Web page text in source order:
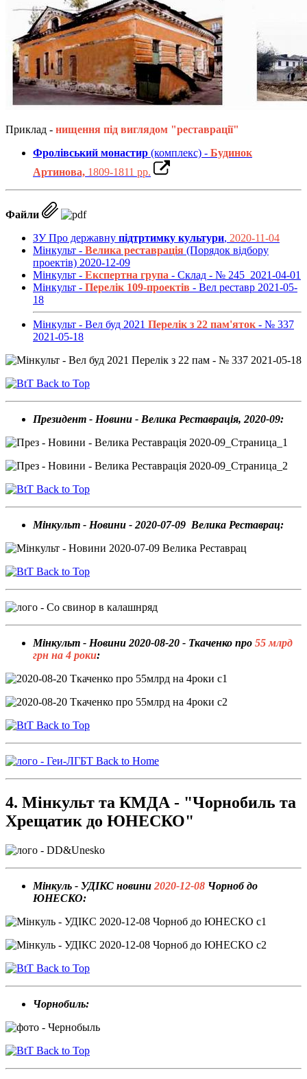
Приклад - нищення під виглядом "реставрації"
Фролівський монастир (комплекс) - Будинок
Артинова, 1809-1811 рр.
Файли
ЗУ Про державну підтртимку культури, 2020-11-04
Мінкульт - Велика реставрація (Порядок відбору
проектів) 2020-12-09
Мінкульт - Експертна група - Склад - № 245 2021-04-01
Мінкульт - Перелік 109-проектів - Вел реставр 2021-05-
18
Мінкульт - Вел буд 2021 Перелік з 22 пам'яток - № 337
2021-05-18
Back to Top
Президент - Новини - Велика Реставрація, 2020-09:
Back to Top
Мінкульт - Новини - 2020-07-09 Велика Реставрац:
Back to Top
Мінкульт - Новини 2020-08-20 - Ткаченко про 55 млрд
грн на 4 роки:
Back to Top
Back to Home
4. Мінкульт та КМДА - "Чорнобиль та
Хрещатик до ЮНЕСКО"
Мінкуль - УДІКС новини 2020-12-08 Чорноб до
ЮНЕСКО:
Back to Top
Чорнобиль:
Back to Top